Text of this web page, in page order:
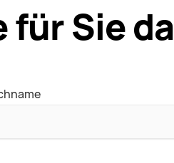
für Sie da